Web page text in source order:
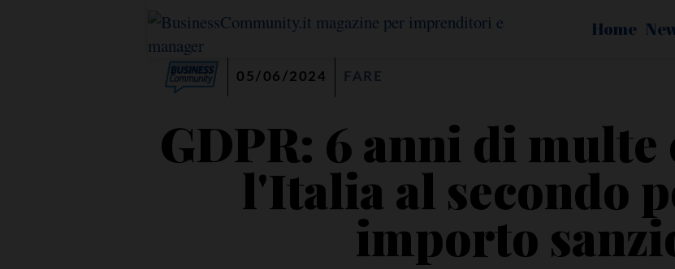
Home
05/06/2024 FARE
GDPR: 6 anni di
l'Italia al secondo
importo